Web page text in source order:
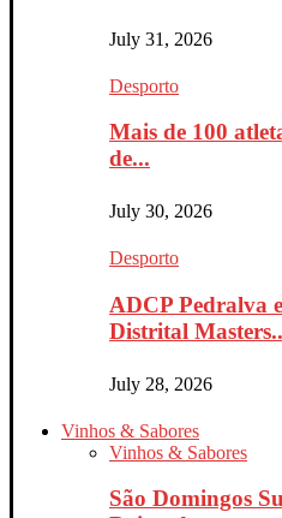
July 31, 2026
Desporto
Mais de 100
de...
July 30, 2026
Desporto
ADCP Pedralva
Distrital
July 28, 2026
Vinhos & Sabores
Vinhos & Sabores
São Domingos